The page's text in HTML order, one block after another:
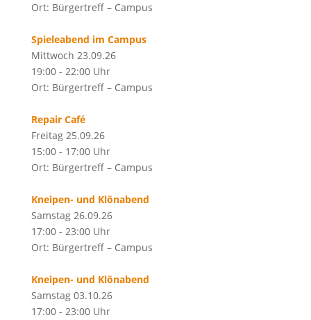
Ort: Bürgertreff – Campus
Spieleabend im Campus
Mittwoch 23.09.26
19:00 - 22:00 Uhr
Ort: Bürgertreff – Campus
Repair Café
Freitag 25.09.26
15:00 - 17:00 Uhr
Ort: Bürgertreff – Campus
Kneipen- und Klönabend
Samstag 26.09.26
17:00 - 23:00 Uhr
Ort: Bürgertreff – Campus
Kneipen- und Klönabend
Samstag 03.10.26
17:00 - 23:00 Uhr